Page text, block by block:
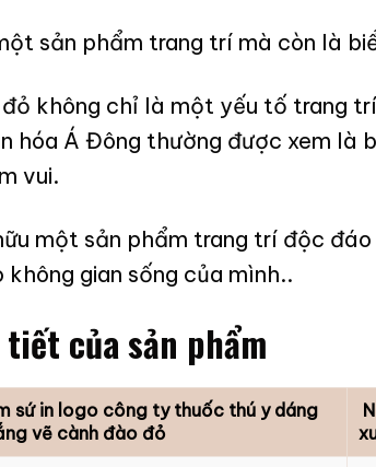
sản phẩm trang trí mà còn là
không chỉ là một yếu tố trang
hóa Á Đông thường được xem là
vui.
một sản phẩm trang trí độc
gian sống của mình..
của sản phẩm
sứ in logo công ty thuốc thú y dáng
vẽ cành đào đỏ